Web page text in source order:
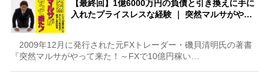
【最終回】1億6000万円の負債と引き換えに手に
入れたプライスレスな経験 ｜ 突然マルサがや…
2009年12月に発行された元FXトレーダー・磯貝清明氏の著書
『突然マルサがやって来た！～FXで10億円稼い…